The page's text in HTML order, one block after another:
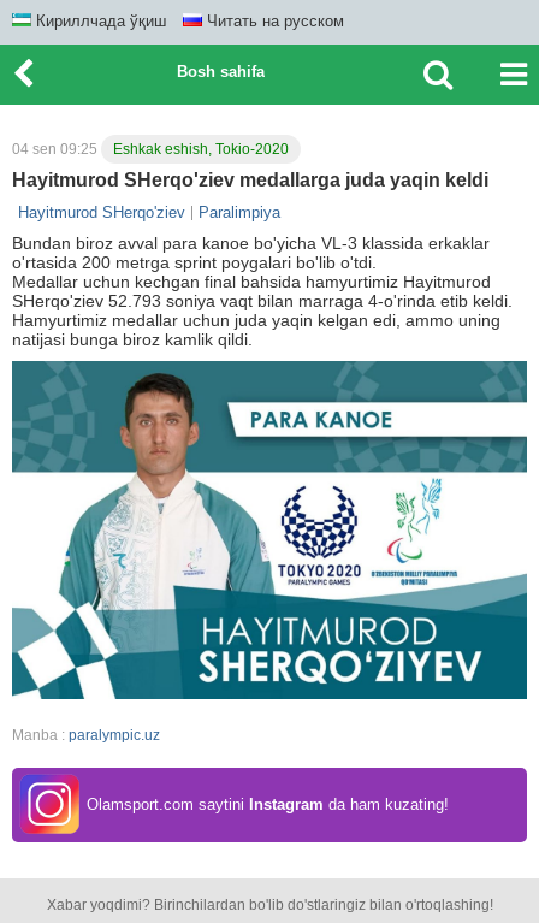
Кириллчада ўқиш Читать на русском
Bosh sahifa
04 sen 09:25 Eshkak eshish, Tokio-2020
Hayitmurod SHerqo'ziev medallarga juda yaqin keldi
Hayitmurod SHerqo'ziev Paralimpiya
Bundan biroz avval para kanoe bo'yicha VL-3 klassida erkaklar
o'rtasida 200 metrga sprint poygalari bo'lib o'tdi.
Medallar uchun kechgan final bahsida hamyurtimiz Hayitmurod
SHerqo'ziev 52.793 soniya vaqt bilan marraga 4-o'rinda etib keldi.
Hamyurtimiz medallar uchun juda yaqin kelgan edi, ammo uning
natijasi bunga biroz kamlik qildi.
Manba : paralympic.uz
Olamsport.com saytini Instagram da ham kuzating!
Xabar yoqdimi? Birinchilardan bo'lib do'stlaringiz bilan o'rtoqlashing!